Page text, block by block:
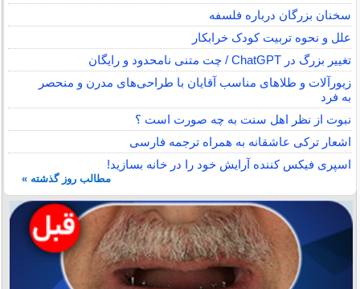
سخنان بزرگان درباره فلسفه
علل و نحوه تربیت کودک خرابکار
تغییر بزرگ در ChatGPT / چت متنی نامحدود و رایگان
زیورآلات و طلاهای مناسب آقایان با طراحی‌های مدرن و منحصر
به فرد
نبوت از نظر اهل سنت به چه صورت است ؟
اشعار ترکی عاشقانه به همراه ترجمه فارسی
اسپری فیکس کننده آرایش خود را در خانه بسازید!
مطالب روز گذشته »